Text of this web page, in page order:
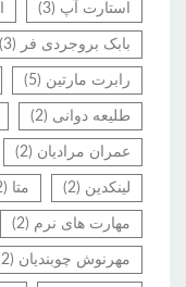
استارت آپ (3)
بابک بروجردی فر (3)
رابرت مارتین (5)
طلیعه دوانی (2)
عمران مرادیان (2)
لینکدین (2) متا (2)
مهارت های نرم (2)
مهرنوش چوبندیان (2)